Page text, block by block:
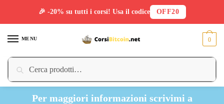
MENU
Cerca:
Cerca
0
Per maggiori informazioni scrivimi a
🎉 -20% su tutti i corsi! Usa il codice OFF20